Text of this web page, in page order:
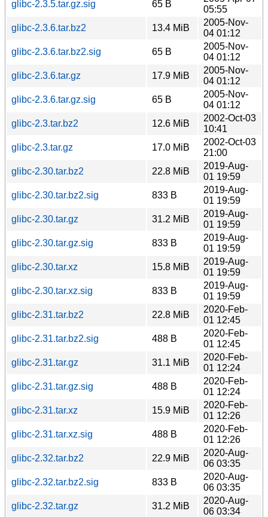
glibc-2.3.5.tar.gz.sig
65 B
05:55
glibc-2.3.6.tar.bz2
13.4 MiB
2005-Nov-
04 01:12
glibc-2.3.6.tar.bz2.sig
65 B
2005-Nov-
04 01:12
glibc-2.3.6.tar.gz
17.9 MiB
2005-Nov-
04 01:12
glibc-2.3.6.tar.gz.sig
65 B
2005-Nov-
04 01:12
glibc-2.3.tar.bz2
12.6 MiB
2002-Oct-03
10:41
glibc-2.3.tar.gz
17.0 MiB
2002-Oct-03
21:00
glibc-2.30.tar.bz2
22.8 MiB
2019-Aug-
01 19:59
glibc-2.30.tar.bz2.sig
833 B
2019-Aug-
01 19:59
glibc-2.30.tar.gz
31.2 MiB
2019-Aug-
01 19:59
glibc-2.30.tar.gz.sig
833 B
2019-Aug-
01 19:59
glibc-2.30.tar.xz
15.8 MiB
2019-Aug-
01 19:59
glibc-2.30.tar.xz.sig
833 B
2019-Aug-
01 19:59
glibc-2.31.tar.bz2
22.8 MiB
2020-Feb-
01 12:45
glibc-2.31.tar.bz2.sig
488 B
2020-Feb-
01 12:45
glibc-2.31.tar.gz
31.1 MiB
2020-Feb-
01 12:24
glibc-2.31.tar.gz.sig
488 B
2020-Feb-
01 12:24
glibc-2.31.tar.xz
15.9 MiB
2020-Feb-
01 12:26
glibc-2.31.tar.xz.sig
488 B
2020-Feb-
01 12:26
glibc-2.32.tar.bz2
22.9 MiB
2020-Aug-
06 03:35
glibc-2.32.tar.bz2.sig
833 B
2020-Aug-
06 03:35
glibc-2.32.tar.gz
31.2 MiB
2020-Aug-
06 03:34